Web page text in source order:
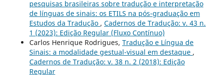
pesquisas brasileiras sobre tradução e interpretação
de línguas de sinais: os ETILS na pós-graduação em
Estudos da Tradução , Cadernos de Tradução: v. 43 n.
1 (2023): Edição Regular (Fluxo Contínuo)
Carlos Henrique Rodrigues, Tradução e Língua de
Sinais: a modalidade gestual-visual em destaque ,
Cadernos de Tradução: v. 38 n. 2 (2018): Edição
Regular